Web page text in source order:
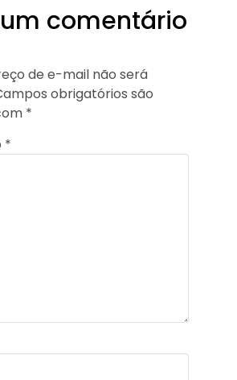
comentário
de e-mail não será
obrigatórios são
*
*